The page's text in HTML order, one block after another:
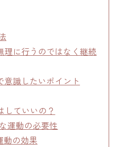
理に行うのではなく継続
意識したいポイント
していいの？
運動の必要性
動の効果